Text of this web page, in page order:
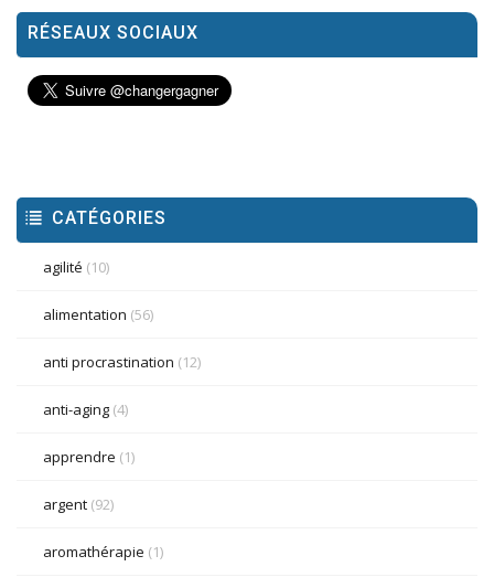
RÉSEAUX SOCIAUX
CATÉGORIES
agilité (10)
alimentation (56)
anti procrastination (12)
anti-aging (4)
apprendre (1)
argent (92)
aromathérapie (1)